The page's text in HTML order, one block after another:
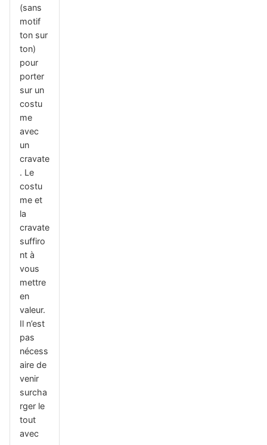
(sans
motif
ton sur
ton)
pour
porter
sur un
costu
me
avec
un
cravate
. Le
costu
me et
la
cravate
suffiro
nt à
vous
mettre
en
valeur.
Il n’est
pas
nécess
aire de
venir
surcha
rger le
tout
avec